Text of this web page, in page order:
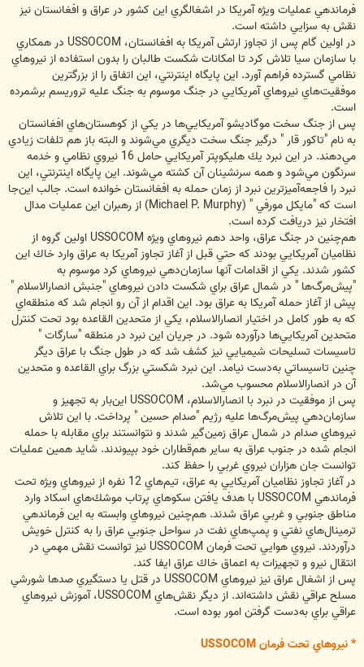
فرماندهي عمليات ويژه آمريكا در اشغالگري اين كشور در عراق و افغانستان نيز
نقش به سزايي داشته است.
در اولين گام پس از تجاوز ارتش آمريكا به افغانستان، USSOCOM در همكاري
با سازمان سيا تلاش كرد تا امكانات شكست طالبان را بدون استفاده از نيروهاي
نظامي گسترده فراهم آورد. اين پايگاه اينترنتي، اين اتفاق را از بزرگترين
موفقيت‌هاي نيروهاي آمريكايي در جنگ موسوم به جنگ عليه تروريسم برشمرده
است.
پس از جنگ سخت موگاديشو آمريكايي‌ها در يكي از كوهستان‌هاي افغانستان
به نام "تاكور قار " درگير جنگ سخت ديگري مي‌شوند و البته باز هم تلفات زيادي
مي‌دهند. در اين نبرد يك هليكوپتر آمريكايي حامل 16 نيروي نظامي و خدمه
سرنگون مي‌شود و همه سرنشينان آن كشته مي‌شوند. اين پايگاه اينترنتي، اين
نبرد را فاجعه‌آميزترين نبرد از زمان حمله به افغانستان خوانده است. جالب اين‌جا
است كه "مايكل مورفي " (Michael P. Murphy) از رهبران اين عمليات مدال
افتخار نيز دريافت كرده است.
هم‌چنين در جنگ عراق، واحد دهم نيروهاي ويژه USSOCOM اولين گروه از
نظاميان آمريكايي بودند كه حتي قبل از آغاز تجاوز آمريكا به عراق وارد خاك اين
كشور شدند. يكي از اقدامات آنها سازمان‌دهي نيروهاي كرد موسوم به
"پيش‌مرگ‌ها " در شمال عراق براي شكست دادن نيروهاي "جنبش انصارالاسلام "
پيش از آغاز حمله آمريكا به عراق بود. اين اقدام از آن رو انجام شد كه منطقه‌اي
كه به طور كامل در اختيار انصارالاسلام، يكي از متحدين القاعده بود تحت كنترل
متحدين آمريكايي‌ها درآورده شود. در جريان اين نبرد در منطقه "سارگات "
تاسيسات تسليحات شيميايي نيز كشف شد كه در طول جنگ با عراق ديگر
چنين تاسيساتي به‌دست نيامد. اين نبرد شكستي بزرگ براي القاعده و متحدين
آن در انصارالاسلام محسوب مي‌شد.
پس از موفقيت در نبرد با انصارالاسلام، USSOCOM اين‌بار به تجهيز و
سازمان‌دهي پيش‌مرگ‌ها عليه رژيم "صدام حسين " پرداخت. با اين تلاش
نيروهاي صدام در شمال عراق زمين‌گير شدند و نتوانستند براي مقابله با حمله
انجام شده در جنوب عراق به ساير هم‌قطاران خود بپيوندند. شايد همين عمليات
توانست جان هزاران نيروي غربي را حفظ كند.
در آغاز تجاوز نظاميان آمريكايي به عراق، تيم‌هاي 12 نفره از نيروهاي ويژه تحت
فرماندهي USSOCOM با هدف يافتن سكوهاي پرتاب موشك‌هاي اسكاد وارد
مناطق جنوبي و غربي عراق شدند. هم‌چنين نيروهاي وابسته به اين فرماندهي
ترمينال‌هاي نفتي و پمپ‌هاي نفت در سواحل جنوبي عراق را به كنترل خويش
درآوردند. نيروي هوايي تحت فرمان USSOCOM نيز توانست نقش مهمي در
انتقال نيرو و تجهيزات به اعماق خاك عراق ايفا كند.
پس از اشغال عراق نيز نيروهاي USSOCOM در قتل يا دستگيري صدها شورشي
مسلح عراقي نقش داشته‌اند. از ديگر نقش‌هاي USSOCOM، آموزش نيروهاي
عراقي براي به‌دست گرفتن امور بوده است.
* نيروهاي تحت فرمان USSOCOM